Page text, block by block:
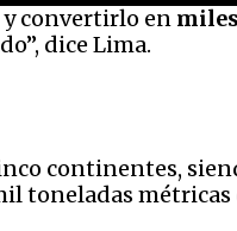
y convertirlo en
dice Lima.
continentes,
toneladas métricas